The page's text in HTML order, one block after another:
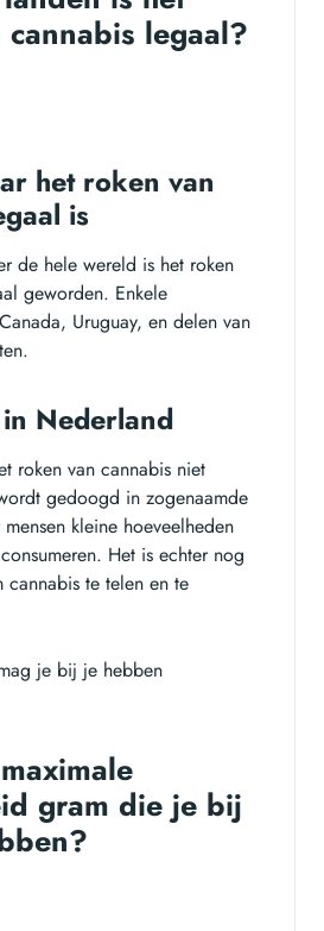
legaal?
het roken van
is
de hele wereld is het roken
geworden. Enkele
Uruguay, en delen van
Nederland
roken van cannabis niet
gedoogd in zogenaamde
kleine hoeveelheden
Het is echter nog
cannabis te telen en te
gram die je bij